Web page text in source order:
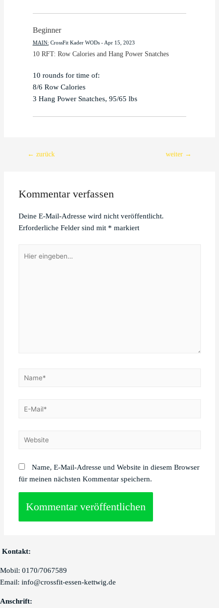
Beginner
MAIN: CrossFit Kader WODs - Apr 15, 2023
10 RFT: Row Calories and Hang Power Snatches
10 rounds for time of:
8/6 Row Calories
3 Hang Power Snatches, 95/65 lbs
Beitragsnavigation
← zurück weiter →
Kommentar verfassen
Deine E-Mail-Adresse wird nicht veröffentlicht.
Erforderliche Felder sind mit * markiert
eingeben…
Name*
E-
Website
Name, E-Mail-Adresse und Website in diesem Browser
für meinen nächsten Kommentar speichern.
Kontakt:
Mobil: 0170/7067589
Email: info@crossfit-essen-kettwig.de
Anschrift: